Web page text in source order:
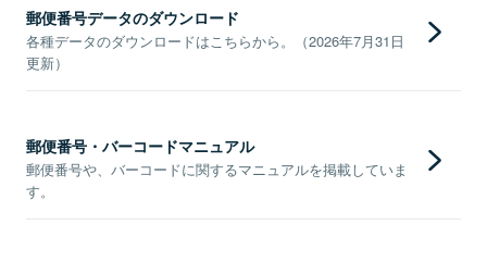
郵便番号データのダウンロード
各種データのダウンロードはこちらから。（2026年7月31日
更新）
郵便番号・バーコードマニュアル
郵便番号や、バーコードに関するマニュアルを掲載していま
す。